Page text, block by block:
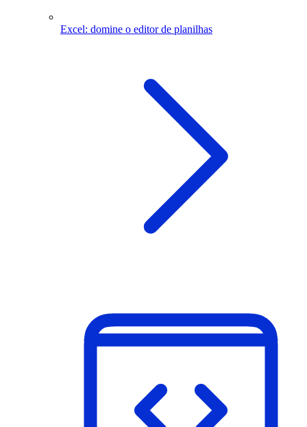
Excel: domine o editor de planilhas